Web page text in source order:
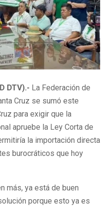
DTV).- La Federación de
Cruz se sumó este
para exigir que la
apruebe la Ley Corta de
la importación directa
burocráticos que hoy
más, ya está de buen
porque esto ya es